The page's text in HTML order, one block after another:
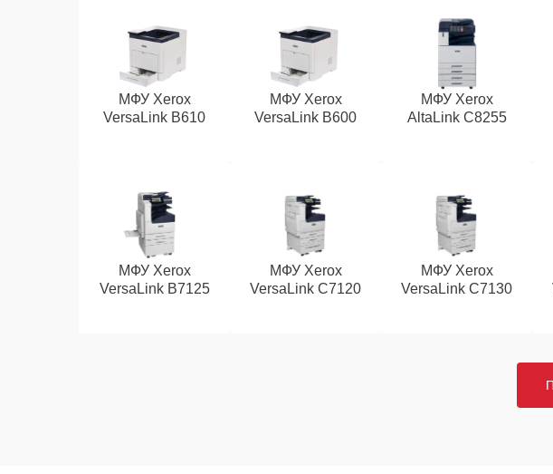
МФУ Xerox
VersaLink B610
МФУ Xerox
VersaLink B600
МФУ Xerox
AltaLink C8255
МФУ Xerox
VersaLink B7125
МФУ Xerox
VersaLink C7120
МФУ Xerox
VersaLink C7130